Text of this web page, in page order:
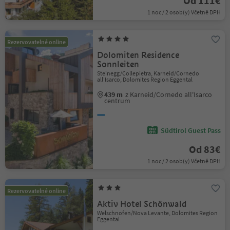
1 noc / 2 osob(y) Včetně DPH
Rezervovatelné online
Dolomiten Residence
Sonnleiten
Steinegg/Collepietra, Karneid/Cornedo
all'Isarco, Dolomites Region Eggental
439 m z Karneid/Cornedo all'Isarco
centrum
Südtirol Guest Pass
Od 83€
1 noc / 2 osob(y) Včetně DPH
Rezervovatelné online
Aktiv Hotel Schönwald
Welschnofen/Nova Levante, Dolomites Region
Eggental